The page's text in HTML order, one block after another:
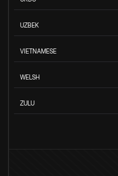
UZBEK
VIETNAMESE
WELSH
ZULU